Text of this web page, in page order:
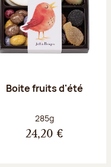
Boite fruits d'été
Poids net :
285g
24,20 €